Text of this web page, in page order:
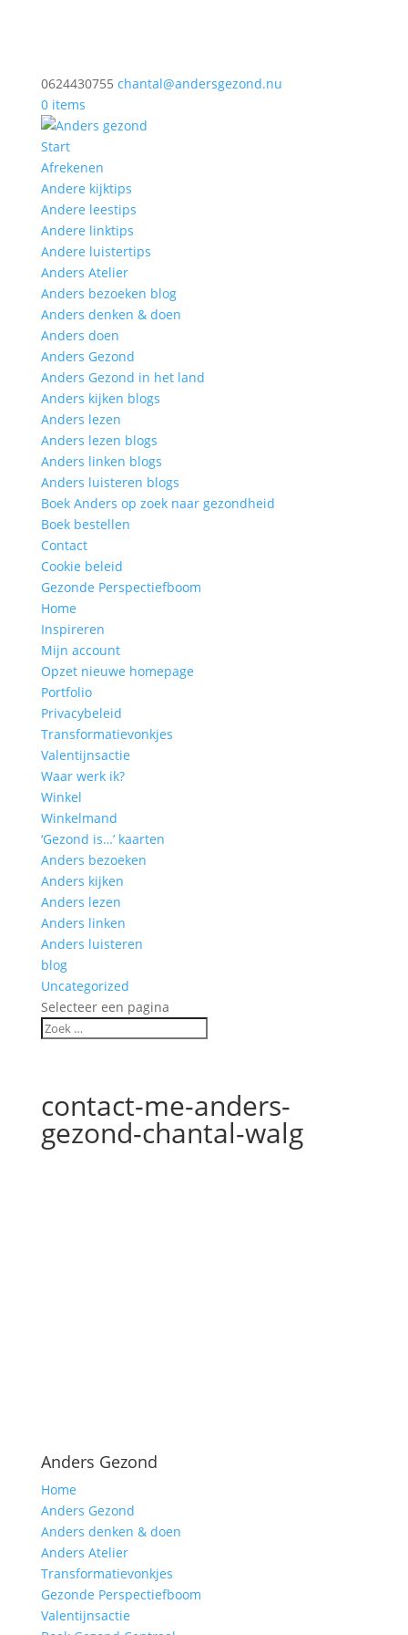
0624430755 chantal@andersgezond.nu
0 items
Start
Afrekenen
Andere kijktips
Andere leestips
Andere linktips
Andere luistertips
Anders Atelier
Anders bezoeken blog
Anders denken & doen
Anders doen
Anders Gezond
Anders Gezond in het land
Anders kijken blogs
Anders lezen
Anders lezen blogs
Anders linken blogs
Anders luisteren blogs
Boek Anders op zoek naar gezondheid
Boek bestellen
Contact
Cookie beleid
Gezonde Perspectiefboom
Home
Inspireren
Mijn account
Opzet nieuwe homepage
Portfolio
Privacybeleid
Transformatievonkjes
Valentijnsactie
Waar werk ik?
Winkel
Winkelmand
‘Gezond is…’ kaarten
Anders bezoeken
Anders kijken
Anders lezen
Anders linken
Anders luisteren
blog
Uncategorized
Selecteer een pagina
contact-me-anders-
gezond-chantal-walg
Anders Gezond
Home
Anders Gezond
Anders denken & doen
Anders Atelier
Transformatievonkjes
Gezonde Perspectiefboom
Valentijnsactie